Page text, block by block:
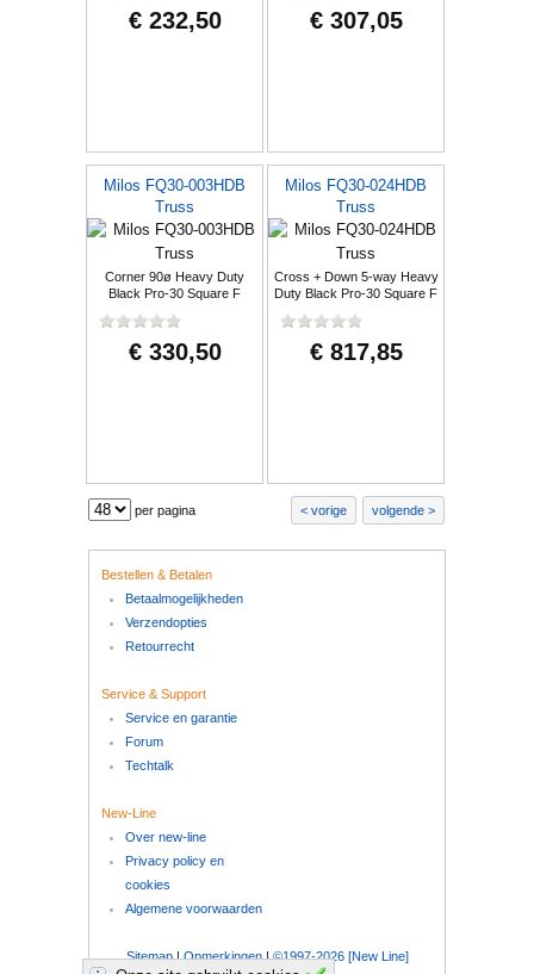
€ 232,50 € 307,05
Milos FQ30-003HDB
Truss
Corner 90ø Heavy Duty
Black Pro-30 Square F
€ 330,50
Milos FQ30-024HDB
Truss
Cross + Down 5-way Heavy
Duty Black Pro-30 Square F
€ 817,85
per pagina vorige volgende
Bestellen & Betalen
Betaalmogelijkheden
Verzendopties
Retourrecht
Service & Support
Service en garantie
Forum
Techtalk
New-Line
Over new-line
Privacy policy en
cookies
Algemene voorwaarden
Sitemap|Opmerkingen|©1997-2026 [New Line]